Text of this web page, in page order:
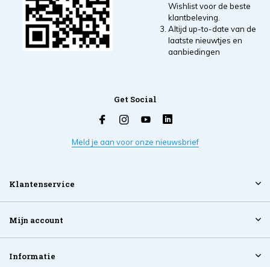
Wishlist voor de beste
klantbeleving.
Altijd up-to-date van de
laatste nieuwtjes en
aanbiedingen
Get Social
Meld je aan voor onze nieuwsbrief
Klantenservice
Mijn account
Informatie